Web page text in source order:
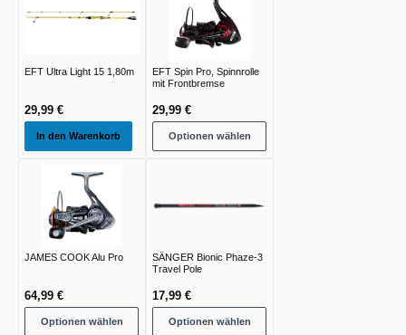
EFT Ultra Light 15 1,80m
29,99 €
In den Warenkorb
EFT Spin Pro, Spinnrolle
mit Frontbremse
29,99 €
Optionen wählen
JAMES COOK Alu Pro
64,99 €
Optionen wählen
SÄNGER Bionic Phaze-3
Travel Pole
17,99 €
Optionen wählen